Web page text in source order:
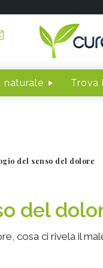
naturale Trova
del senso del dolore
del
cosa ci rivela il